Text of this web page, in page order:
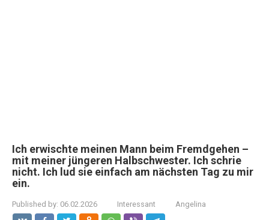
Ich erwischte meinen Mann beim Fremdgehen –
mit meiner jüngeren Halbschwester. Ich schrie
nicht. Ich lud sie einfach am nächsten Tag zu mir
ein.
Published by: 06.02.2026 Interessant Angelina